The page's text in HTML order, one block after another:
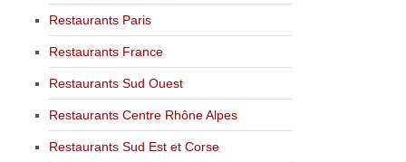
Restaurants Paris
Restaurants France
Restaurants Sud Ouest
Restaurants Centre Rhône Alpes
Restaurants Sud Est et Corse